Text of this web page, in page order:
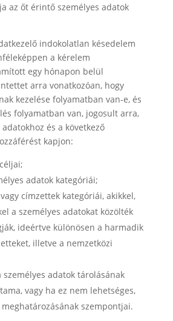
az őt érintő személyes adatok
indokolatlan késedelem
a kérelem
egy hónapon belül
arra vonatkozóan, hogy
kezelése folyamatban van-e, és
folyamatban van, jogosult arra,
és a következő
kapjon:
adatok kategóriái;
címzettek kategóriái, akikkel,
a személyes adatokat közölték
ideértve különösen a harmadik
illetve a nemzetközi
adatok tárolásának
vagy ha ez nem lehetséges,
szempontjai.